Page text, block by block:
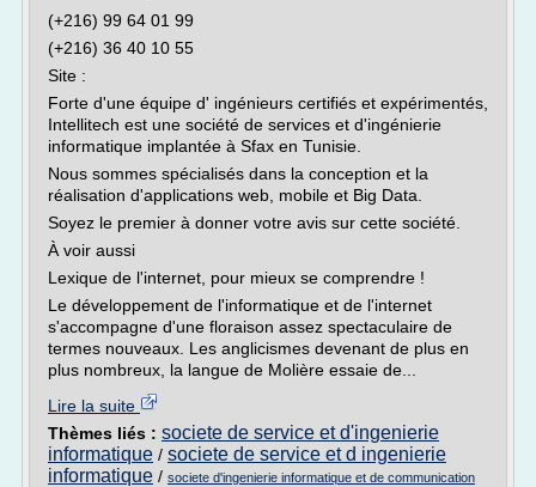
(+216) 99 64 01 99
(+216) 36 40 10 55
Site :
Forte d'une équipe d' ingénieurs certifiés et expérimentés,
Intellitech est une société de services et d'ingénierie
informatique implantée à Sfax en Tunisie.
Nous sommes spécialisés dans la conception et la
réalisation d'applications web, mobile et Big Data.
Soyez le premier à donner votre avis sur cette société.
À voir aussi
Lexique de l'internet, pour mieux se comprendre !
Le développement de l'informatique et de l'internet
s'accompagne d'une floraison assez spectaculaire de
termes nouveaux. Les anglicismes devenant de plus en
plus nombreux, la langue de Molière essaie de...
Lire la suite
Thèmes liés : societe de service et d'ingenierie
informatique / societe de service et d ingenierie
informatique / societe d'ingenierie informatique et de communication